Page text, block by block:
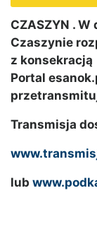
CZASZYN .
Czaszynie
z konsekracją
Portal
Transmisja
lub